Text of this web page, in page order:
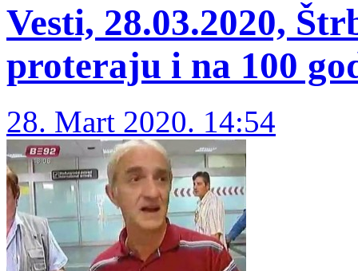
Vesti, 28.03.2020,
proteraju i na 100
28. Mart 2020. 14:54